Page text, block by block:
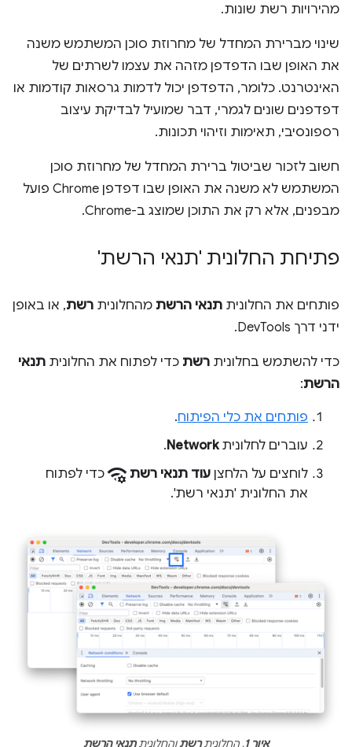
מהירויות רשת שונות.
שינוי מברירת המחדל של מחרוזת סוכן המשתמש משנה
את האופן שבו הדפדפן מזהה את עצמו לשרתים של
האינטרנט. כלומר, הדפדפן יכול לדמות גרסאות קודמות או
דפדפנים שונים לגמרי, דבר שמועיל לבדיקת עיצוב
רספונסיבי, תאימות וזיהוי תכונות.
חשוב לזכור שביטול ברירת המחדל של מחרוזת סוכן
המשתמש לא משנה את האופן שבו דפדפן Chrome פועל
מבפנים, אלא רק את התוכן שמוצג ב-Chrome.
פתיחת החלונית 'תנאי הרשת'
פותחים את החלונית תנאי הרשת מהחלונית רשת, או באופן
ידני דרך DevTools.
כדי להשתמש בחלונית רשת כדי לפתוח את החלונית תנאי
הרשת:
פותחים את כלי הפיתוח.
עוברים לחלוניתNetwork
.
לוחצים על הלחצן עוד תנאי רשת network_manageכדי לפתוח
את החלונית 'תנאי רשת'.
איור 1 . החלוניתרשתוהחלוניתתנאי הרשת